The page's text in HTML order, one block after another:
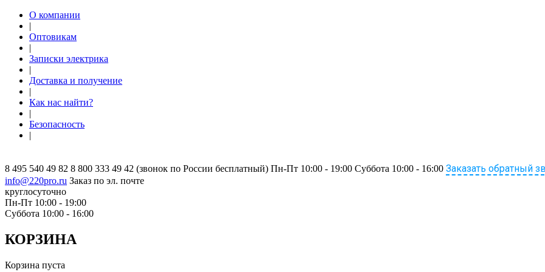
О компании
|
Оптовикам
|
Записки электрика
|
Доставка и получение
|
Как нас найти?
|
Безопасность
|
8 495 540 49 82 8 800 333 49 42 (звонок по России бесплатный) Пн-Пт 10:00 - 19:00 Суббота 10:00 - 16:00 Заказать обратный
info@220pro.ru Заказ по эл. почте
круглосуточно
Пн-Пт 10:00 - 19:00
Суббота 10:00 - 16:00
КОРЗИНА
Корзина пуста